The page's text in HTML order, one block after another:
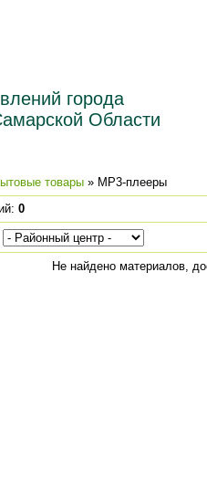
города
Области
товары » MP3-плееры
: 0
Не найдено материалов,